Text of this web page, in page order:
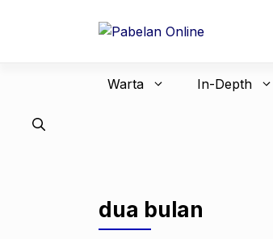
Warta In-Depth
dua bulan